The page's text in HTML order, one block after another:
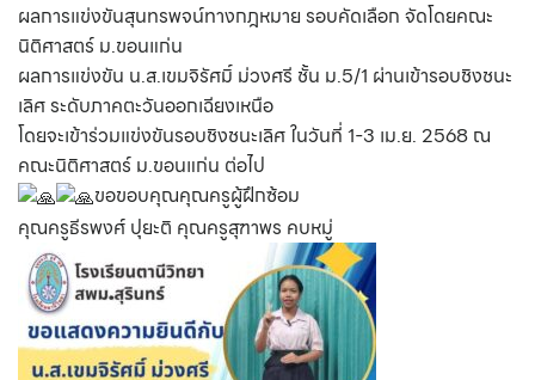
ผลการแข่งขันสุนทรพจน์ทางกฎหมาย รอบคัดเลือก จัดโดยคณะ
นิติศาสตร์ ม.ขอนแก่น
ผลการแข่งขัน น.ส.เขมจิรัศมิ์ ม่วงศรี ชั้น ม.5/1 ผ่านเข้ารอบชิงชนะ
เลิศ ระดับภาคตะวันออกเฉียงเหนือ
โดยจะเข้าร่วมแข่งขันรอบชิงชนะเลิศ ในวันที่ 1-3 เม.ย. 2568 ณ
คณะนิติศาสตร์ ม.ขอนแก่น ต่อไป
ขอขอบคุณคุณครูผู้ฝึกซ้อม
คุณครูธีรพงศ์ ปุยะติ คุณครูสุฑาพร คบหมู่